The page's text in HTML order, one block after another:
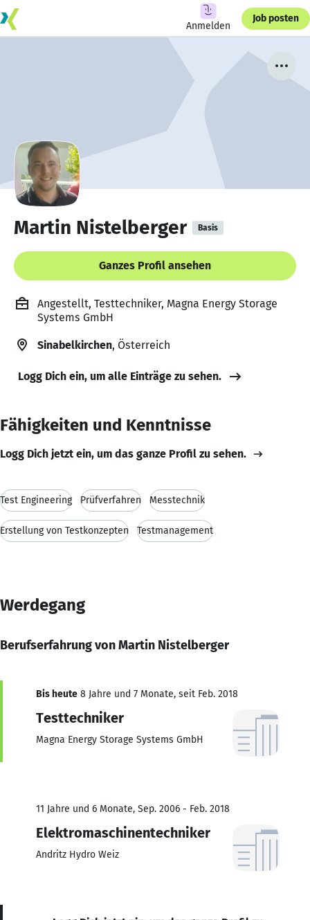
Anmelden
Job posten
Martin Nistelberger Basis
Ganzes Profil ansehen
Angestellt, Testtechniker, Magna Energy Storage
Systems GmbH
Sinabelkirchen, Österreich
Logg Dich ein, um alle Einträge zu sehen.
Fähigkeiten und Kenntnisse
Logg Dich jetzt ein, um das ganze Profil zu sehen.
Test Engineering Prüfverfahren Messtechnik
Erstellung von Testkonzepten Testmanagement
Werdegang
Berufserfahrung von Martin Nistelberger
Bis heute 8 Jahre und 7 Monate, seit Feb. 2018
Testtechniker
Magna Energy Storage Systems GmbH
11 Jahre und 6 Monate, Sep. 2006 - Feb. 2018
Elektromaschinentechniker
Andritz Hydro Weiz